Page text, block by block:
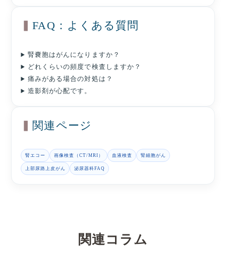
FAQ：よくある質問
腎嚢胞はがんになりますか？
どれくらいの頻度で検査しますか？
痛みがある場合の対処は？
造影剤が心配です。
関連ページ
腎エコー 画像検査（CT/MRI） 血液検査 腎細胞がん
上部尿路上皮がん 泌尿器科FAQ
関連コラム